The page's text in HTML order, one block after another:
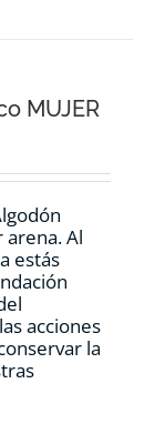
MUJER
arena. Al
estás
acciones
la